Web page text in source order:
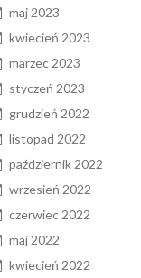
maj 2023
kwiecień 2023
marzec 2023
styczeń 2023
grudzień 2022
listopad 2022
październik 2022
wrzesień 2022
czerwiec 2022
maj 2022
kwiecień 2022